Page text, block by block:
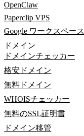
OpenClaw
Paperclip VPS
Google ワークスペース
ドメイン
ドメインチェッカー
格安ドメイン
無料ドメイン
WHOISチェッカー
無料のSSL証明書
ドメイン移管